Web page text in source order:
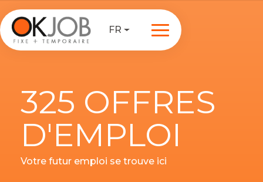
FR
325 OFFRES
D'EMPLOI
Votre futur emploi se trouve ici